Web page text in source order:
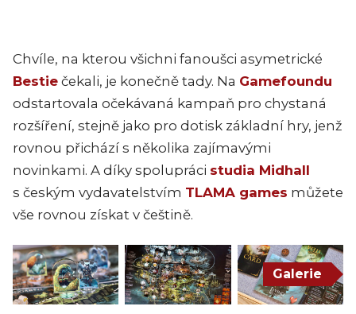
Chvíle, na kterou všichni fanoušci asymetrické
Bestie čekali, je konečně tady. Na Gamefoundu
odstartovala očekávaná kampaň pro chystaná
rozšíření, stejně jako pro dotisk základní hry, jenž
rovnou přichází s několika zajímavými
novinkami. A díky spolupráci studia Midhall
s českým vydavatelstvím TLAMA games můžete
vše rovnou získat v češtině.
Galerie